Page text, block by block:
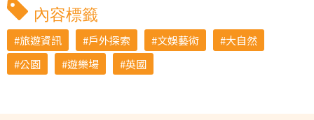
內容標籤
旅遊資訊 戶外探索 文娛藝術
大自然
公園
遊樂場 英國